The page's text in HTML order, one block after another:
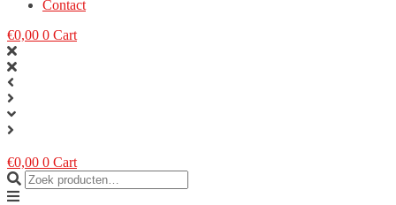
Contact
€0,00 0 Cart
€0,00 0 Cart